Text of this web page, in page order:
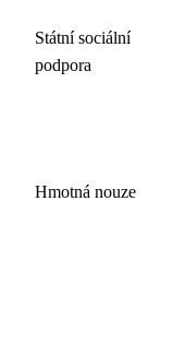
Státní sociální
podpora
Hmotná nouze